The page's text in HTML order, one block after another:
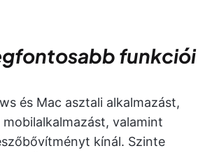
funkciói
és Mac asztali alkalmazást,
mobilalkalmazást, valamint
kínál. Szinte